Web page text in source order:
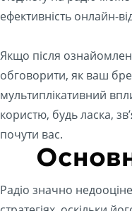
ефективність онлайн-
Якщо після
обговорити, як ваш
мультиплікативний
користю, будь ласка,
почути вас.
Радіо значно